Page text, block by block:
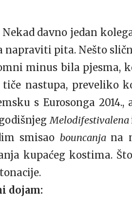
Nekad davno jedan
napraviti pita. Nešto
minus bila pjesma,
tiče nastupa, preveliko
s Eurosonga
Melodifestivalena
smisao bouncanja na
kupaćeg kostima.
dojam: